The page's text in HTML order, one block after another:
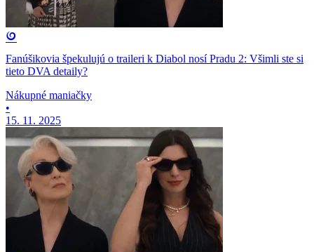
Fanúšikovia špekulujú o traileri k Diabol nosí Pradu 2: Všimli ste si
tieto DVA detaily?
Nákupné maniačky
•
15. 11. 2025